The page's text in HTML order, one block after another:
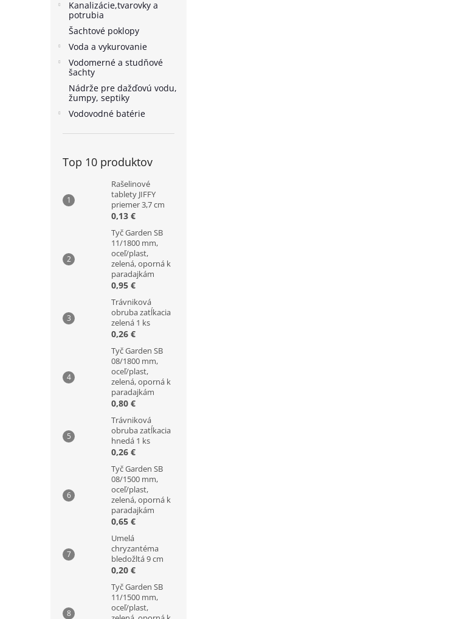
Kanalizácie,tvarovky a
potrubia
Šachtové poklopy
Voda a vykurovanie
Vodomerné a studňové
šachty
Nádrže pre dažďovú vodu,
žumpy, septiky
Vodovodné batérie
Top 10 produktov
Rašelinové
tablety JIFFY
priemer 3,7 cm
0,13 €
Tyč Garden SB
11/1800 mm,
oceľ/plast,
zelená, oporná k
paradajkám
0,95 €
Trávniková
obruba zatĺkacia
zelená 1 ks
0,26 €
Tyč Garden SB
08/1800 mm,
oceľ/plast,
zelená, oporná k
paradajkám
0,80 €
Trávniková
obruba zatĺkacia
hnedá 1 ks
0,26 €
Tyč Garden SB
08/1500 mm,
oceľ/plast,
zelená, oporná k
paradajkám
0,65 €
Umelá
chryzantéma
bledožltá 9 cm
0,20 €
Tyč Garden SB
11/1500 mm,
oceľ/plast,